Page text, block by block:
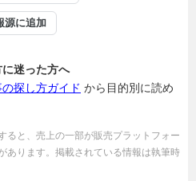
源に追加
迷った方へ
探し方ガイド から目的別に読め
ると、売上の一部が販売プラットフォー
あります。掲載されている情報は執筆時